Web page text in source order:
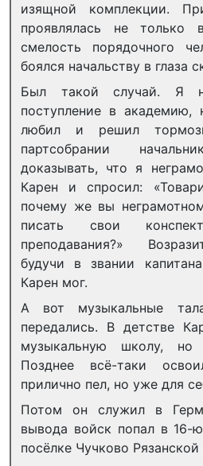
изящной комплекции.
проявлялась не
смелость порядочного
боялся начальству в глаза
Был такой случай. Я
поступление в
любил и решил
партсобрании
доказывать, что я
Карен и спросил:
почему же вы
писать свои
преподавания?»
будучи в звании
Карен мог.
А вот музыкальные
передались. В детстве
музыкальную школу, но
Позднее всё-таки
прилично пел, но уже для
Потом он служил в
вывода войск попал в 16-
посёлке Чучково Рязанской